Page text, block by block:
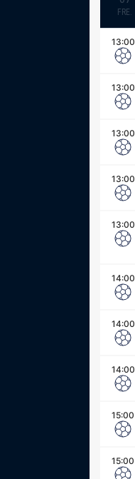
FRE.
13:00
13:00
13:00
13:00
13:00
14:00
14:00
14:00
15:00
15:00